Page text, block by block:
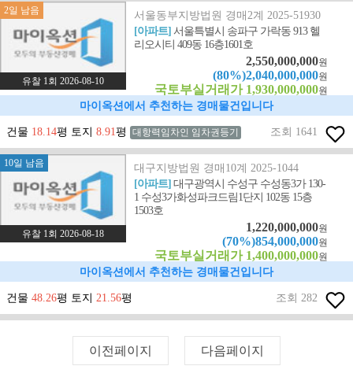
2일 남음
유찰 1회 2026-08-10
서울동부지방법원 경매2계 2025-51930
[아파트]서울특별시 송파구 가락동 913 헬
리오시티 409동 16층1601호
2,550,000,000원
(80%)2,040,000,000원
국토부실거래가 1,930,000,000원
마이옥션에서 추천하는 경매물건입니다
건물 18.14평 토지 8.91평 대항력임차인 임차권등기 조회 1641
10일 남음
유찰 1회 2026-08-18
대구지방법원 경매10계 2025-1044
[아파트]대구광역시 수성구 수성동3가 130-
1 수성3가화성파크드림1단지 102동 15층
1503호
1,220,000,000원
(70%)854,000,000원
국토부실거래가 1,400,000,000원
마이옥션에서 추천하는 경매물건입니다
건물 48.26평 토지 21.56평 조회 282
이전페이지 다음페이지